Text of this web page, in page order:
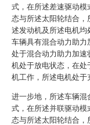
式，在所述差速驱动模
态与所述太阳轮结合
述发动机及所述电机均
车辆具有混合动力助
处于混合动力助力加
机处于放电状态，在处
机工作，所述电机处于
进一步地，所述车辆
式，在所述并联驱动模
态与所述太阳轮结合，